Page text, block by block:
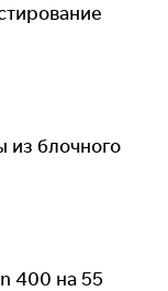
из блочного
400 на 55